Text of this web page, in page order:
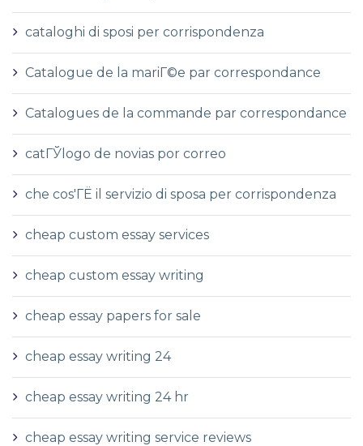
cataloghi di sposi per corrispondenza
Catalogue de la mariГ©e par correspondance
Catalogues de la commande par correspondance
catГЎlogo de novias por correo
che cos'ГЁ il servizio di sposa per corrispondenza
cheap custom essay services
cheap custom essay writing
cheap essay papers for sale
cheap essay writing 24
cheap essay writing 24 hr
cheap essay writing service reviews